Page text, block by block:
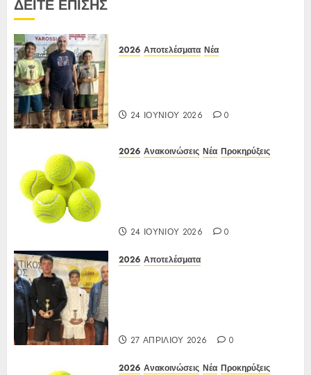
ΔΕΙΤΕ ΕΠΙΣΗΣ
2026 Αποτελέσματα Νέα
24 ΙΟΥΝΊΟΥ 2026 0
2026 Ανακοινώσεις Νέα Προκηρύξεις
24 ΙΟΥΝΊΟΥ 2026 0
2026 Αποτελέσματα
27 ΑΠΡΙΛΊΟΥ 2026 0
2026 Ανακοινώσεις Νέα Προκηρύξεις